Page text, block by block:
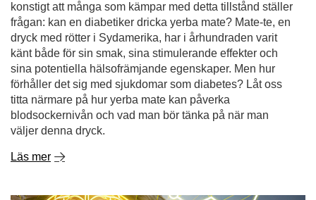
konstigt att många som kämpar med detta tillstånd ställer
frågan: kan en diabetiker dricka yerba mate? Mate-te, en
dryck med rötter i Sydamerika, har i århundraden varit
känt både för sin smak, sina stimulerande effekter och
sina potentiella hälsofrämjande egenskaper. Men hur
förhåller det sig med sjukdomar som diabetes? Låt oss
titta närmare på hur yerba mate kan påverka
blodsockernivån och vad man bör tänka på när man
väljer denna dryck.
Läs mer